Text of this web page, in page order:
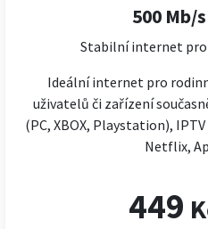
500 Mb/s
Stabilní internet pro
Ideální internet pro
uživatelů či zařízení
(PC, XBOX, Playstation),
Netflix,
449